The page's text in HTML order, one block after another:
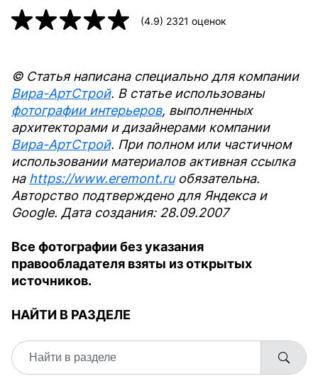
(4.9) 2321 оценок
© Статья написана специально для компании
Вира-АртСтрой. В статье использованы
фотографии интерьеров, выполненных
архитекторами и дизайнерами компании
Вира-АртСтрой. При полном или частичном
использовании материалов активная ссылка
на https://www.eremont.ruобязательна.
Авторство подтверждено для Яндекса и
Google. Дата создания: 28.09.2007
Все фотографии без указания
правообладателя взяты из открытых
источников.
НАЙТИ В РАЗДЕЛЕ